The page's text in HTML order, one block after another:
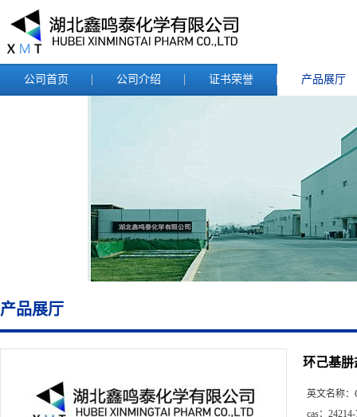
公司首页 公司介绍 证书荣誉 产品展厅
产品展厅
环己基肼
英文名称：
cas：